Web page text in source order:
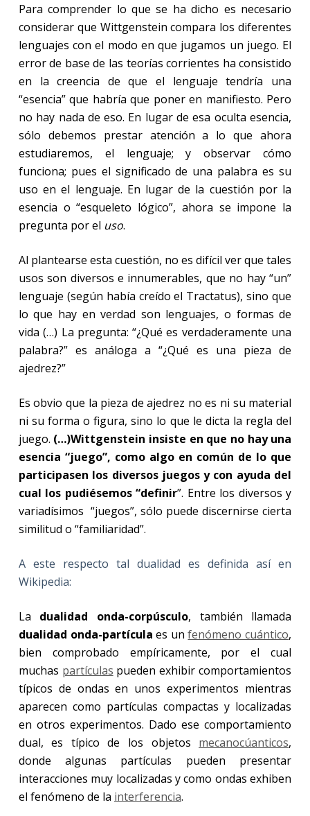
Para comprender lo que se ha dicho es necesario
considerar que Wittgenstein compara los diferentes
lenguajes con el modo en que jugamos un juego. El
error de base de las teorías corrientes ha consistido
en la creencia de que el lenguaje tendría una
“esencia” que habría que poner en manifiesto. Pero
no hay nada de eso. En lugar de esa oculta esencia,
sólo debemos prestar atención a lo que ahora
estudiaremos, el lenguaje; y observar cómo
funciona; pues el significado de una palabra es su
uso en el lenguaje. En lugar de la cuestión por la
esencia o “esqueleto lógico”, ahora se impone la
pregunta por el uso.
Al plantearse esta cuestión, no es difícil ver que tales
usos son diversos e innumerables, que no hay “un”
lenguaje (según había creído el Tractatus), sino que
lo que hay en verdad son lenguajes, o formas de
vida (…) La pregunta: “¿Qué es verdaderamente una
palabra?” es análoga a “¿Qué es una pieza de
ajedrez?”
Es obvio que la pieza de ajedrez no es ni su material
ni su forma o figura, sino lo que le dicta la regla del
juego. (…)Wittgenstein insiste en que no hay una
esencia “juego”, como algo en común de lo que
participasen los diversos juegos y con ayuda del
cual los pudiésemos “definir”. Entre los diversos y
variadísimos “juegos”, sólo puede discernirse cierta
similitud o “familiaridad”.
A este respecto tal dualidad es definida así en
Wikipedia:
La dualidad onda-corpúsculo, también llamada
dualidad onda-partícula es unfenómeno cuántico,
bien comprobado empíricamente, por el cual
muchas partículas pueden exhibir comportamientos
típicos de ondas en unos experimentos mientras
aparecen como partículas compactas y localizadas
en otros experimentos. Dado ese comportamiento
dual, es típico de los objetos mecanocúanticos,
donde algunas partículas pueden presentar
interacciones muy localizadas y como ondas exhiben
el fenómeno de la interferencia.